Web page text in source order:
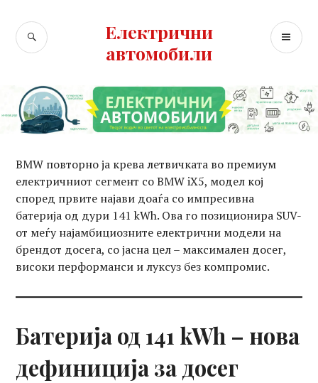
content
Електрични
автомобили
SEARCH
BMW повторно ја крева летвичката во премиум
електричниот сегмент со BMW iX5, модел кој
според првите најави доаѓа со импресивна
батерија од дури 141 kWh. Ова го позиционира SUV-
от меѓу најамбициозните електрични модели на
брендот досега, со јасна цел – максимален досег,
високи перформанси и луксуз без компромис.
Батерија од 141 kWh – нова
дефиниција за досег